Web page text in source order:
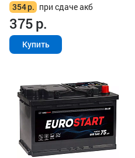
354р. при сдаче акб
375р.
Купить